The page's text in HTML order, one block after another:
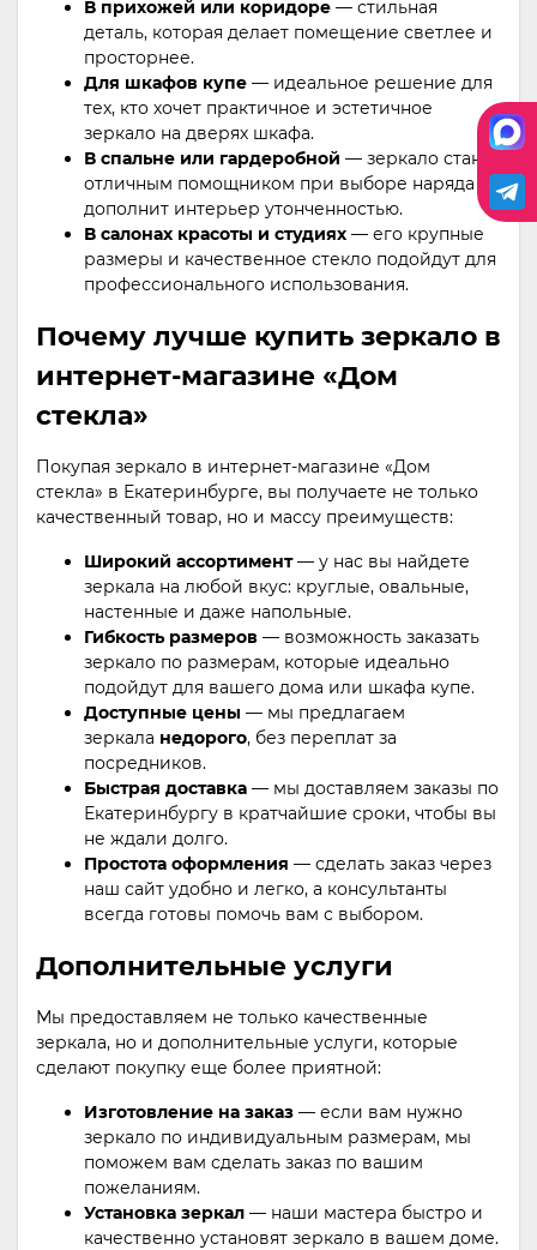
В прихожей или коридоре — стильная
деталь, которая делает помещение светлее и
просторнее.
Для шкафов купе — идеальное решение для
тех, кто хочет практичное и эстетичное
зеркало на дверях шкафа.
В спальне или гардеробной — зеркало станет
отличным помощником при выборе наряда и
дополнит интерьер утонченностью.
В салонах красоты и студиях — его крупные
размеры и качественное стекло подойдут для
профессионального использования.
Почему лучше купить зеркало в
интернет-магазине «Дом
стекла»
Покупая зеркало в интернет-магазине «Дом
стекла» в Екатеринбурге, вы получаете не только
качественный товар, но и массу преимуществ:
Широкий ассортимент— у нас вы найдете
зеркала на любой вкус: круглые, овальные,
настенные и даже напольные.
Гибкость размеров — возможность заказать
зеркало по размерам, которые идеально
подойдут для вашего дома или шкафа купе.
Доступные цены — мы предлагаем
зеркала недорого, без переплат за
посредников.
Быстрая доставка — мы доставляем заказы по
Екатеринбургу в кратчайшие сроки, чтобы вы
не ждали долго.
Простота оформления — сделать заказ через
наш сайт удобно и легко, а консультанты
всегда готовы помочь вам с выбором.
Дополнительные услуги
Мы предоставляем не только качественные
зеркала, но и дополнительные услуги, которые
сделают покупку еще более приятной:
Изготовление на заказ — если вам нужно
зеркало по индивидуальным размерам, мы
поможем вам сделать заказ по вашим
пожеланиям.
Установка зеркал — наши мастера быстро и
качественно установят зеркало в вашем доме.